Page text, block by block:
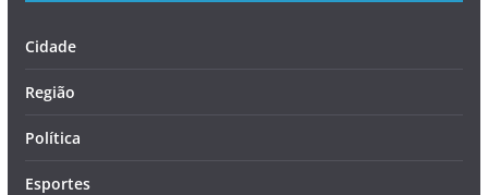
Cidade
Região
Política
Esportes